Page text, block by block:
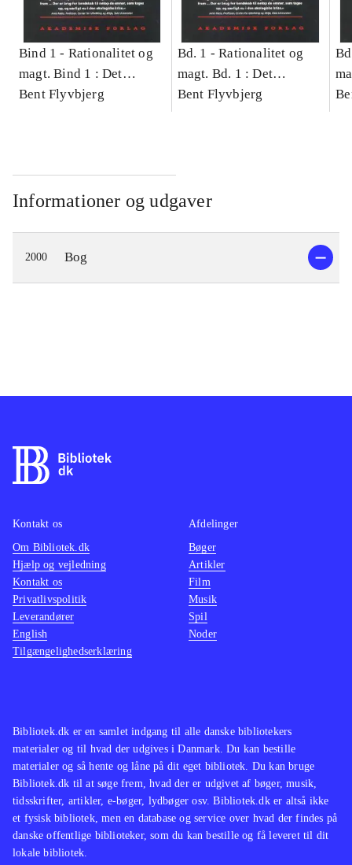
Bind 1 - Rationalitet og
magt. Bind 1 : Det
konkretes videnskab
Bent Flyvbjerg
Bd. 1 -Rationalitet og
magt. Bd. 1 : Det
konkretes videnskab
Bent Flyvbjerg
Informationer og udgaver
2000 Bog
Bibliotek.dk er en samlet indgang til alle danske bibliotekers
materialer og til hvad der udgives i Danmark. Du kan bestille
materialer og så hente og låne på dit eget bibliotek. Du kan bruge
Bibliotek.dk til at søge frem, hvad der er udgivet af bøger, musik,
tidsskrifter, artikler, e-bøger, lydbøger osv. Bibliotek.dk er altså ikke
et fysisk bibliotek, men en database og service over hvad der findes på
danske offentlige biblioteker, som du kan bestille og få leveret til dit
lokale bibliotek.
Kontakt os
Om Bibliotek.dk
Hjælp og vejledning
Kontakt os
Privatlivspolitik
Leverandører
English
Tilgængelighedserklæring
Afdelinger
Bøger
Artikler
Film
Musik
Spil
Noder